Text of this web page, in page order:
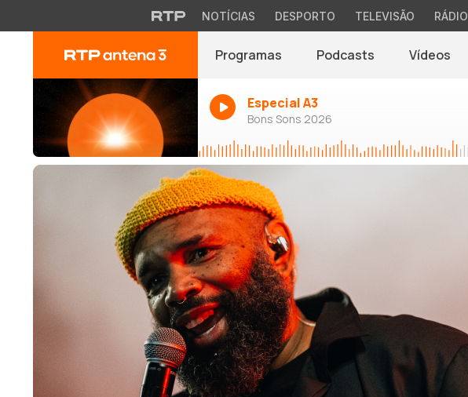
NOTÍCIAS DESPORTO TELEVISÃO RÁDIO
Programas Podcasts Vídeos
Especial A3
Bons Sons 2026